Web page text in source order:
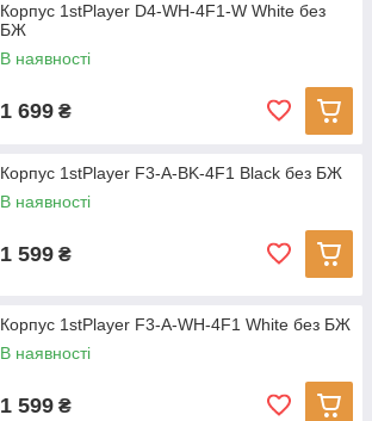
Корпус 1stPlayer D4-WH-4F1-W White без
БЖ
В наявності
1 699 ₴
Корпус 1stPlayer F3-A-BK-4F1 Black без БЖ
В наявності
1 599 ₴
Корпус 1stPlayer F3-A-WH-4F1 White без БЖ
В наявності
1 599 ₴